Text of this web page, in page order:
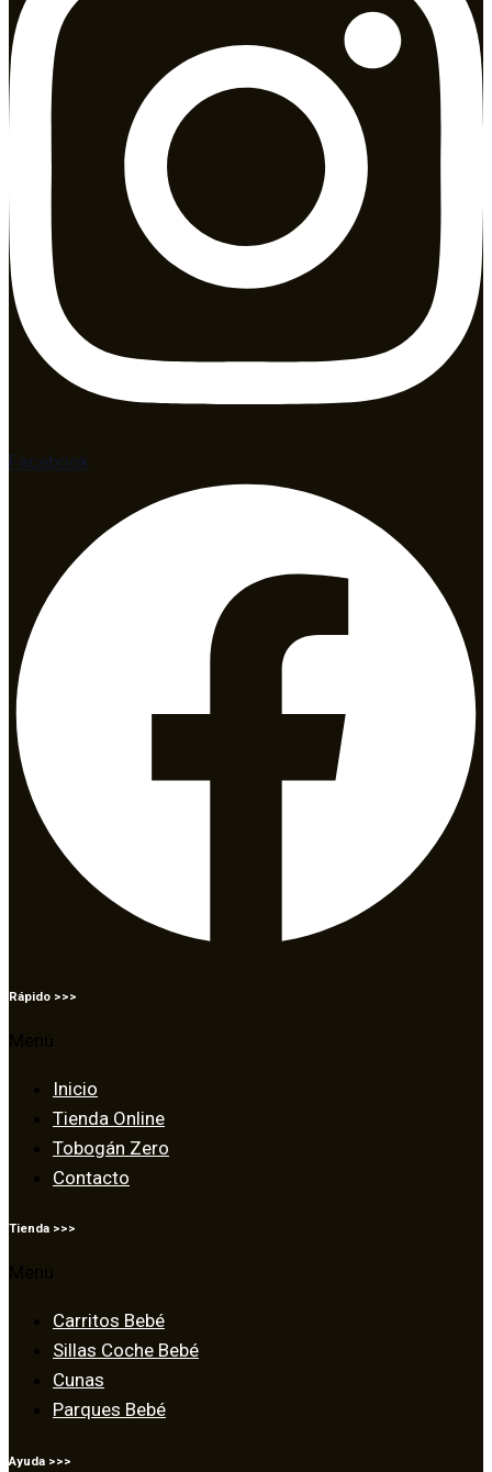
Facebook
Rápido >>>
Inicio
Tienda Online
Tobogán Zero
Contacto
Tienda >>>
Carritos Bebé
Sillas Coche Bebé
Cunas
Parques Bebé
Ayuda >>>